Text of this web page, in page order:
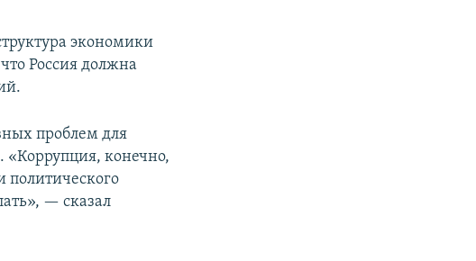
экономики
Россия должна
проблем для
«Коррупция, конечно,
политического
— сказал